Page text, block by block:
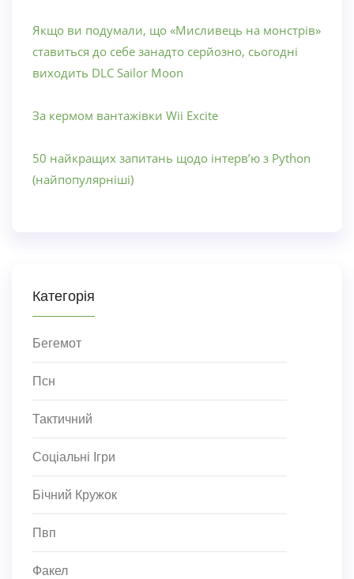
Якщо ви подумали, що «Мисливець на монстрів»
ставиться до себе занадто серйозно, сьогодні
виходить DLC Sailor Moon
За кермом вантажівки Wii Excite
50 найкращих запитань щодо інтерв’ю з Python
(найпопулярніші)
Категорія
Бегемот
Псн
Тактичний
Соціальні Ігри
Бічний Кружок
Пвп
Факел